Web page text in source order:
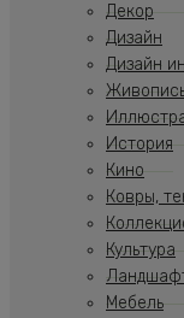
Декор
Дизайн
Дизайн
История
Кино
Ковры,
Культура
Мебель